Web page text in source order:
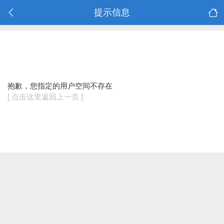
提示信息
抱歉，您指定的用户空间不存在
[ 点击这里返回上一页 ]